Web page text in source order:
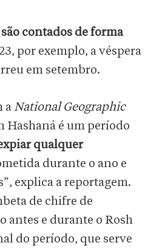
são contados de forma
por exemplo, a véspera
em setembro.
aNational Geographic
Hashaná é um período
qualquer
durante o ano e
explica a reportagem.
de chifre de
antes e durante o Rosh
do período, que serve